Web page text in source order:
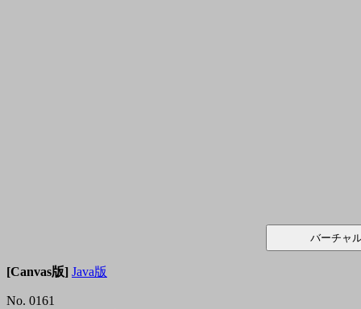
[Canvas版] Java版
No. 0161